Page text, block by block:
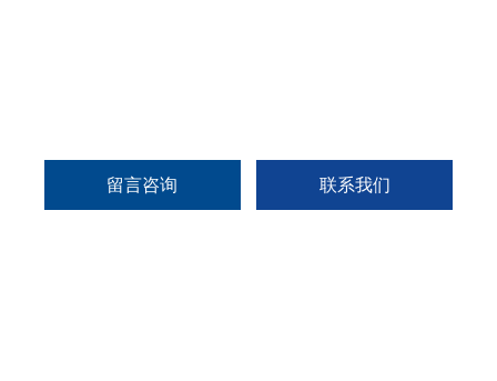
留言咨询 联系我们